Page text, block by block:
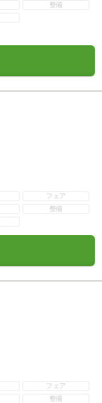
整備
フェア
整備
フェア
整備